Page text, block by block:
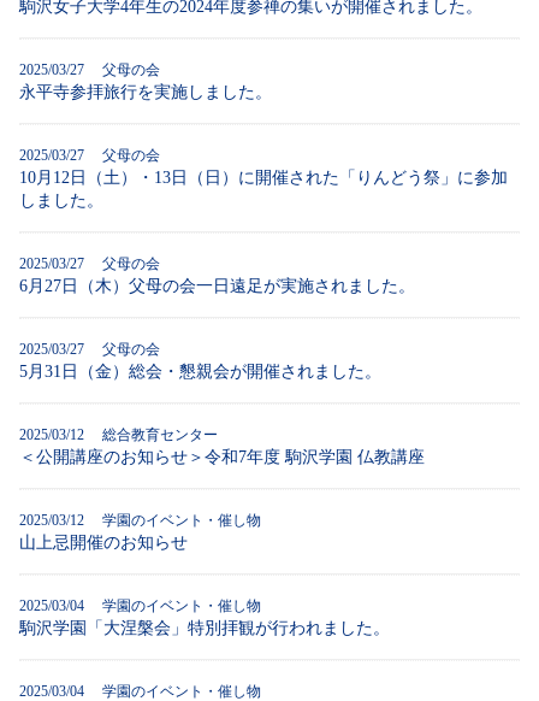
駒沢女子大学4年生の2024年度参禅の集いが開催されました。
2025/03/27 父母の会
永平寺参拝旅行を実施しました。
2025/03/27 父母の会
10月12日（土）・13日（日）に開催された「りんどう祭」に参加
しました。
2025/03/27 父母の会
6月27日（木）父母の会一日遠足が実施されました。
2025/03/27 父母の会
5月31日（金）総会・懇親会が開催されました。
2025/03/12 総合教育センター
＜公開講座のお知らせ＞令和7年度 駒沢学園 仏教講座
2025/03/12 学園のイベント・催し物
山上忌開催のお知らせ
2025/03/04 学園のイベント・催し物
駒沢学園「大涅槃会」特別拝観が行われました。
2025/03/04 学園のイベント・催し物